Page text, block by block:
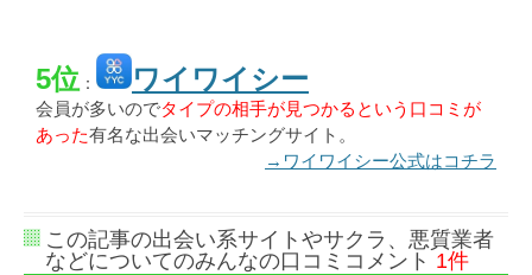
5位： ワイワイシー
会員が多いのでタイプの相手が見つかるという口コミが
あった有名な出会いマッチングサイト。
→ワイワイシー公式はコチラ
この記事の出会い系サイトやサクラ、悪質業者
などについてのみんなの口コミコメント 1件